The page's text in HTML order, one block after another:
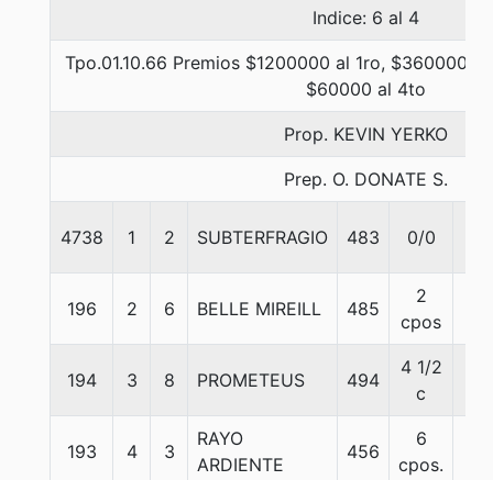
Indice: 6 al 4
Tpo.01.10.66 Premios $1200000 al 1ro, $360000
$60000 al 4to
Prop. KEVIN YERKO
Prep. O. DONATE S.
4738 1 2 SUBTERFRAGIO 483 0/0
196 2 6 BELLE MIREILL 485
2
cpos
194 3 8 PROMETEUS 494
4 1/2
c
193 4 3
RAYO
ARDIENTE
456
6
cpos.